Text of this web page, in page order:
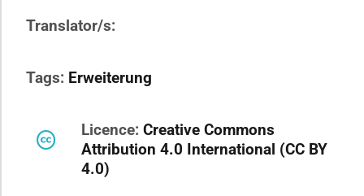
Translator/s:
Tags: Erweiterung
Licence: Creative Commons
Attribution 4.0 International (CC BY
4.0)